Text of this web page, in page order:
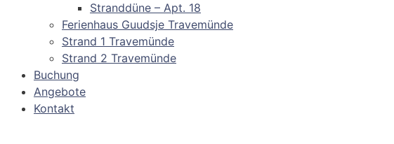
Stranddüne – Apt. 18
Ferienhaus Guudsje Travemünde
Strand 1 Travemünde
Strand 2 Travemünde
Buchung
Angebote
Kontakt